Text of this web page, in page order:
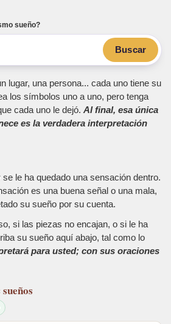
sueño?
Buscar
lugar, una persona... cada uno tiene su
los símbolos uno a uno, pero tenga
cada uno le dejó. Al final, esa única
es la verdadera interpretación
le ha quedado una sensación dentro.
es una buena señal o una mala,
su sueño por su cuenta.
si las piezas no encajan, o si le ha
su sueño aquí abajo, tal como lo
para usted; con sus oraciones